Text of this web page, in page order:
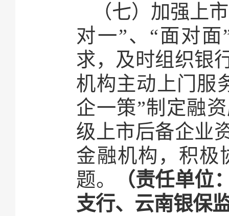
（七）加强上
对一”、“面对
求，及时组织银
机构主动上门服
企一策”制定融
级上市后备企业
金融机构，积极
题。
（责任单位
支行、云南银保